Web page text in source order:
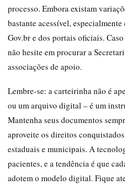
processo. Embora existam
bastante acessível,
Gov.br e dos portais oficiais.
não hesite em procurar a
associações de apoio.
Lembre-se: a carteirinha não é
ou um arquivo digital – é um
Mantenha seus documentos
aproveite os direitos
estaduais e municipais. A
pacientes, e a tendência é que
adotem o modelo digital. Fique